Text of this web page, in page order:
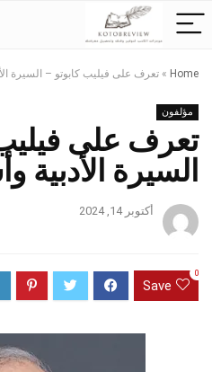
Home
» تعرف على فيليب كابوتو – السيرة
مؤلفون
تعرف على
السيرة الأدبية
أكتوبر 14, 2024
Save
0